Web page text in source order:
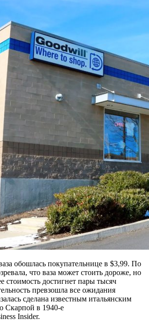
обошлась покупательнице в $3,99. По
что ваза может стоить дороже, но
стоимость достигнет пары тысяч
превзошла все ожидания
сделана известным итальянским
Скарпой в 1940-е
Insider.